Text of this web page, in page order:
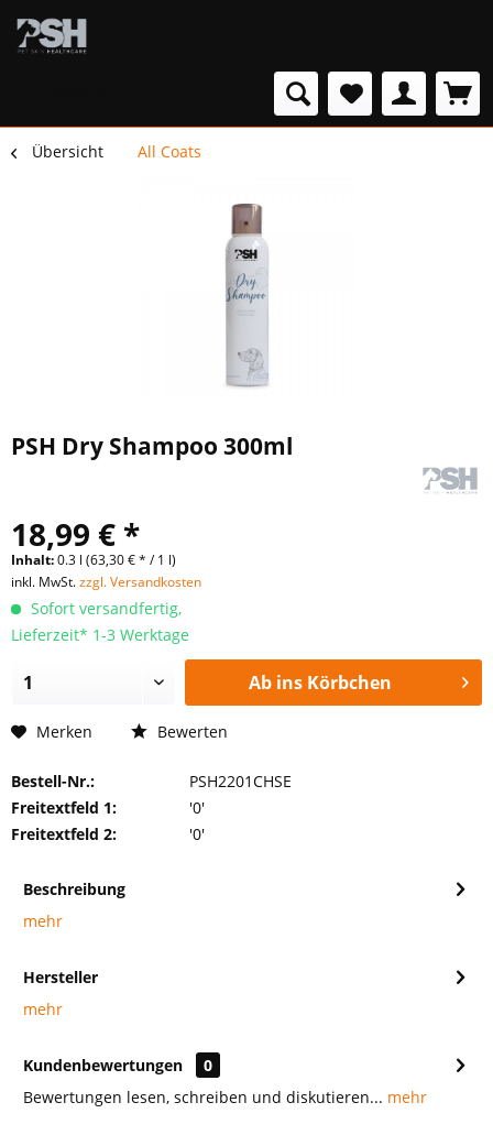
Übersicht All Coats
PSH Dry Shampoo 300ml
18,99 € *
Inhalt:0.3 l (63,30 € * / 1 l)
inkl. MwSt.zzgl. Versandkosten
Sofort versandfertig,
Lieferzeit* 1-3 Werktage
Ab ins Körbchen
Merken Bewerten
Bestell-Nr.:
PSH2201CHSE
Freitextfeld 1:
'0'
Freitextfeld 2:
'0'
Beschreibung
mehr
Hersteller
mehr
Kundenbewertungen
0
Bewertungen lesen, schreiben und diskutieren... mehr